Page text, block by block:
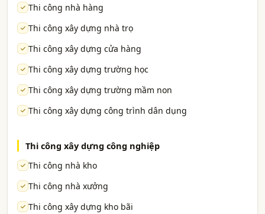
Thi công nhà hàng
Thi công xây dựng nhà trọ
Thi công xây dựng cửa hàng
Thi công xây dựng trường học
Thi công xây dựng trường mầm non
Thi công xây dựng công trình dân dụng
Thi công xây dựng công nghiệp
Thi công nhà kho
Thi công nhà xưởng
Thi công xây dựng kho bãi